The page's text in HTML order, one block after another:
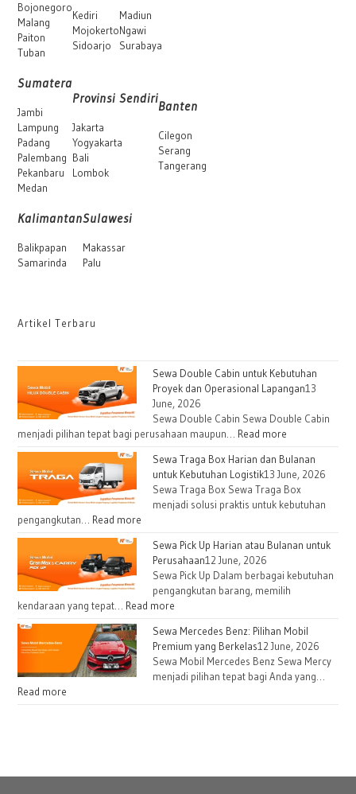
Bojonegoro
Malang
Paiton
Tuban
Kediri
Mojokerto
Sidoarjo
Madiun
Ngawi
Surabaya
Sumatera
Jambi
Lampung
Padang
Palembang
Pekanbaru
Medan
Provinsi Sendiri
Jakarta
Yogyakarta
Bali
Lombok
Banten
Cilegon
Serang
Tangerang
Kalimantan
Balikpapan
Samarinda
Sulawesi
Makassar
Palu
Artikel Terbaru
Sewa Double Cabin untuk Kebutuhan
Proyek dan Operasional Lapangan13
June, 2026
Sewa Double Cabin Sewa Double Cabin
menjadi pilihan tepat bagi perusahaan maupun… Read more
Sewa Traga Box Harian dan Bulanan
untuk Kebutuhan Logistik13 June, 2026
Sewa Traga Box Sewa Traga Box
menjadi solusi praktis untuk kebutuhan
pengangkutan… Read more
Sewa Pick Up Harian atau Bulanan untuk
Perusahaan12 June, 2026
Sewa Pick Up Dalam berbagai kebutuhan
pengangkutan barang, memilih
kendaraan yang tepat… Read more
Sewa Mercedes Benz: Pilihan Mobil
Premium yang Berkelas12 June, 2026
Sewa Mobil Mercedes Benz Sewa Mercy
menjadi pilihan tepat bagi Anda yang…
Read more